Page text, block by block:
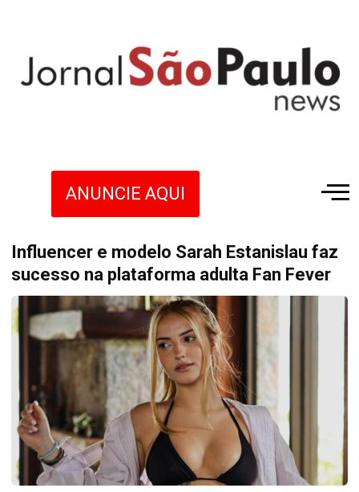
ANUNCIE AQUI
Influencer e modelo Sarah Estanislau faz
sucesso na plataforma adulta Fan Fever